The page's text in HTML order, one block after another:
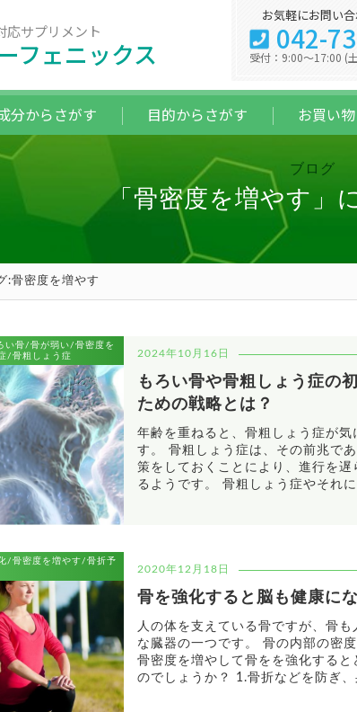
応サプリメント
フェニックス
分からさがす 目的からさがす お買い
お気軽にお問い
042-
受付：9:00～17:00 (
ブログ
「骨密度を増やす」
:骨密度を増やす
い骨/骨が弱い/骨密度を
/骨粗しょう症
2024年10月16日
もろい骨や骨粗しょう症の
ための戦略とは？
年齢を重ねると、骨粗しょう症が気
す。 骨粗しょう症は、その前兆で
策をしておくことにより、進行を遅
るようです。 骨粗しょう症やそれ
/骨密度を増やす/骨折予
2020年12月18日
骨を強化すると脳も健康に
人の体を支えている骨ですが、骨も
な臓器の一つです。 骨の内部の密
骨密度を増やして骨をを強化すると
のでしょうか？ 1.骨折などを防ぎ、